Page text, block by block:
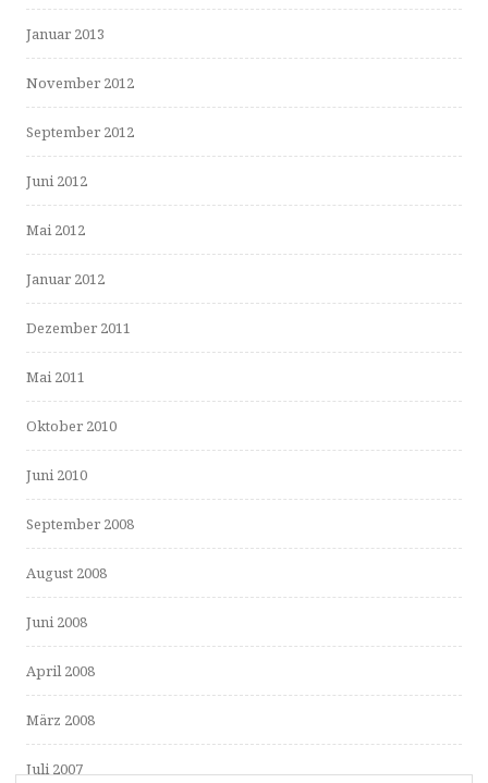
Januar 2013
November 2012
September 2012
Juni 2012
Mai 2012
Januar 2012
Dezember 2011
Mai 2011
Oktober 2010
Juni 2010
September 2008
August 2008
Juni 2008
April 2008
März 2008
Juli 2007